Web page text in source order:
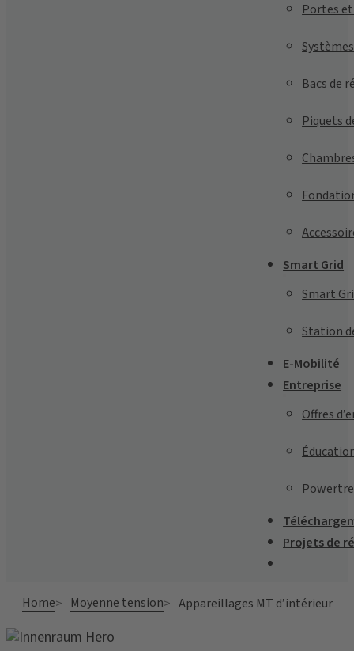
Portes
Bacs de
Piquets
Smart Grid
Smart
Station
E-Mobilité
Entreprise
Offres
Projets de
Home Moyenne tension Appareillages MT d’intérieur